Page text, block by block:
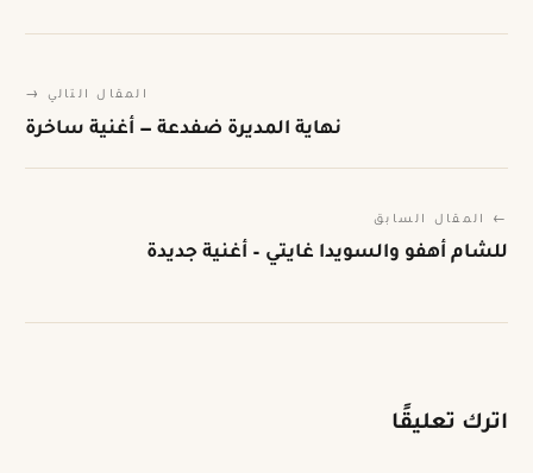
المقال التالي →
نهاية المديرة ضفدعة — أغنية ساخرة
← المقال السابق
للشام أهفو والسويدا غايتي – أغنية جديدة
اترك تعليقًا